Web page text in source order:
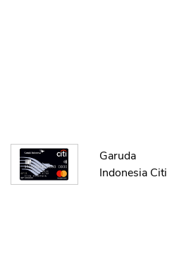
Garuda
Indonesia Citi